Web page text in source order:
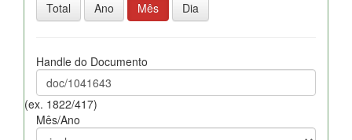
Total
Ano Mês Dia
Handle do Documento
(ex. 1822/417)
Mês/Ano